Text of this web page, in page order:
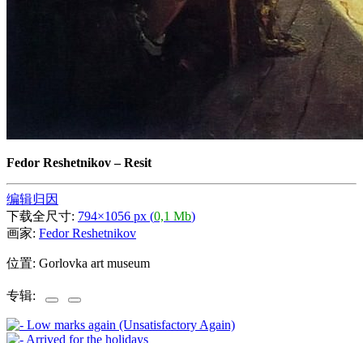
Fedor Reshetnikov–Resit
编辑归因
下载全尺寸: 794×1056 px (0,1 Mb)
画家: Fedor Reshetnikov
位置: Gorlovka art museum
专辑: